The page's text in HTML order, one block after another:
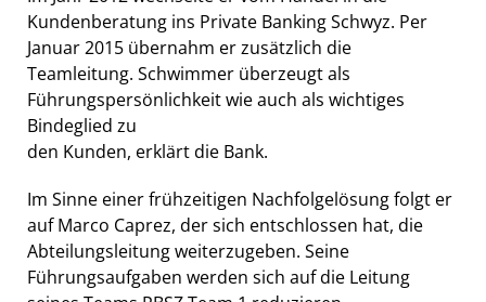
Kundenberatung ins Private Banking Schwyz. Per
Januar 2015 übernahm er zusätzlich die
Teamleitung. Schwimmer überzeugt als
Führungspersönlichkeit wie auch als wichtiges
Bindeglied zu
den Kunden, erklärt die Bank.
Im Sinne einer frühzeitigen Nachfolgelösung folgt er
auf Marco Caprez, der sich entschlossen hat, die
Abteilungsleitung weiterzugeben. Seine
Führungsaufgaben werden sich auf die Leitung